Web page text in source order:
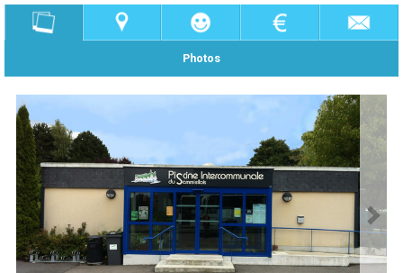
Photos